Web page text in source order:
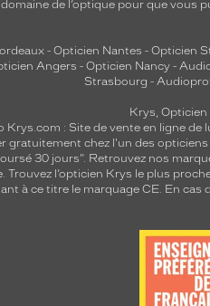
de l’optique pour que
- Opticien Nantes - Opticien
Angers - Opticien Nancy -
Strasbourg -
Krys, Opticien
Krys.com : Site de vente en ligne de
chez l'un des
30 jours". Retrouvez nos
Trouvez l’opticien Krys le plus
à ce titre le marquage CE. En